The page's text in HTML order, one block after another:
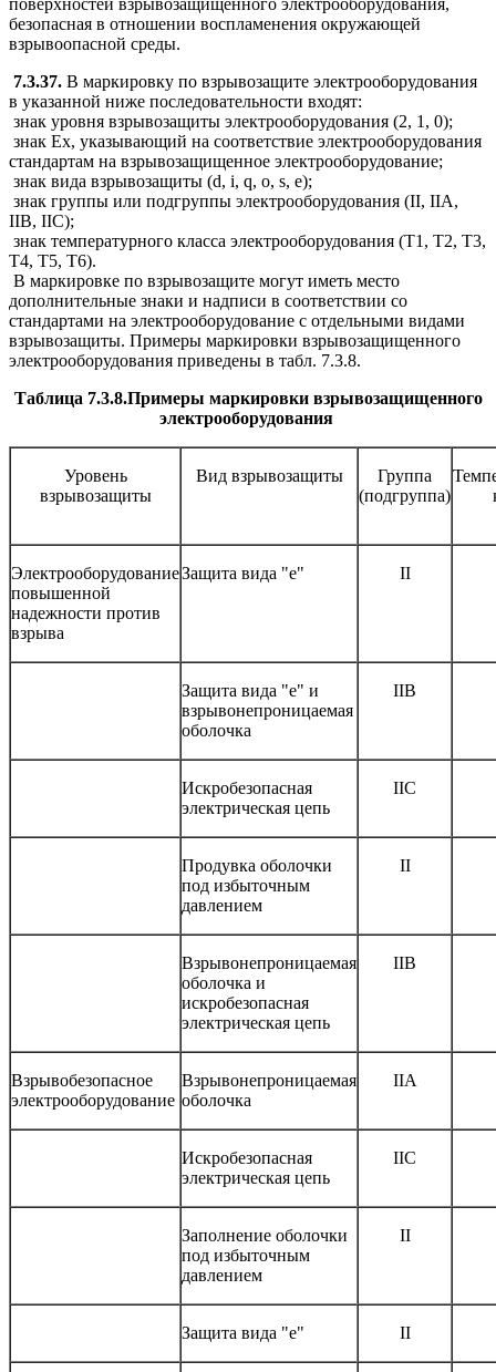
поверхностей взрывозащищенного электрооборудования,
безопасная в отношении воспламенения окружающей
взрывоопасной среды.
7.3.37. В маркировку по взрывозащите электрооборудования
в указанной ниже последовательности входят:
знак уровня взрывозащиты электрооборудования (2, 1, 0);
знак Ех, указывающий на соответствие электрооборудования
стандартам на взрывозащищенное электрооборудование;
знак вида взрывозащиты (d, i, q, o, s, e);
знак группы или подгруппы электрооборудования (II, IIА,
IIВ, IIС);
знак температурного класса электрооборудования (Т1, Т2, Т3,
Т4, Т5, Т6).
В маркировке по взрывозащите могут иметь место
дополнительные знаки и надписи в соответствии со
стандартами на электрооборудование с отдельными видами
взрывозащиты. Примеры маркировки взрывозащищенного
электрооборудования приведены в табл. 7.3.8.
Таблица 7.3.8.Примеры маркировки взрывозащищенного
электрооборудования
Уровень
взрывозащиты
Вид взрывозащиты
Группа
(подгруппа)
Электрооборудование
повышенной
надежности против
взрыва
Защита вида "е" II
Защита вида "е" и
взрывонепроницаемая
оболочка
IIВ
Искробезопасная
электрическая цепь
IIC
Продувка оболочки
под избыточным
давлением
II
Взрывонепроницаемая
оболочка и
искробезопасная
электрическая цепь
IIB
Взрывобезопасное
электрооборудование
Взрывонепроницаемая
оболочка
IIA
Искробезопасная
электрическая цепь
IIC
Заполнение оболочки
под избыточным
давлением
II
Защита вида "е" II